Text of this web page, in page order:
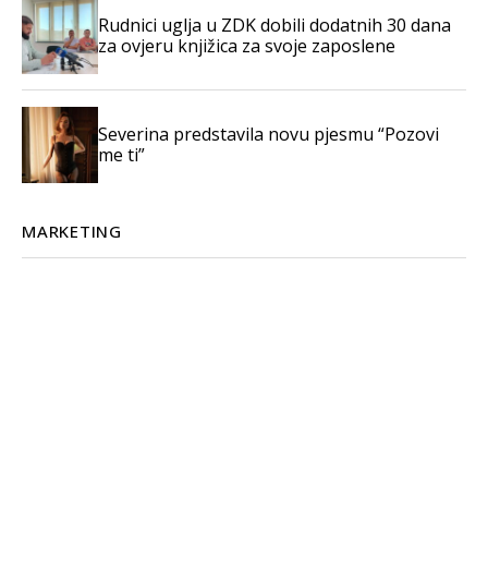
Rudnici uglja u ZDK dobili dodatnih 30 dana
za ovjeru knjižica za svoje zaposlene
Severina predstavila novu pjesmu “Pozovi
me ti”
MARKETING